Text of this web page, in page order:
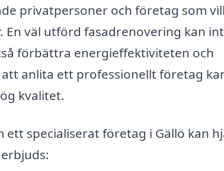
privatpersoner och företag som vill
väl utförd fasadrenovering kan
förbättra energieffektiviteten och
anlita ett professionellt företag
kvalitet.
specialiserat företag i Gällö kan